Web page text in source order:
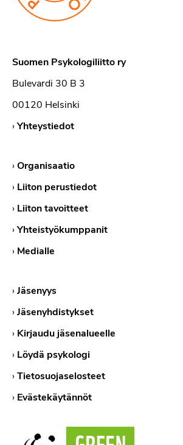
Suomen Psykologiliitto ry
Bulevardi 30 B 3
00120 Helsinki
›Yhteystiedot
›Organisaatio
› Liiton perustiedot
› Liiton tavoitteet
›Yhteistyökumppanit
› Medialle
›Jäsenyys
›Jäsenyhdistykset
› Kirjaudu jäsenalueelle
› Löydä psykologi
›Tietosuojaselosteet
› Evästekäytännöt